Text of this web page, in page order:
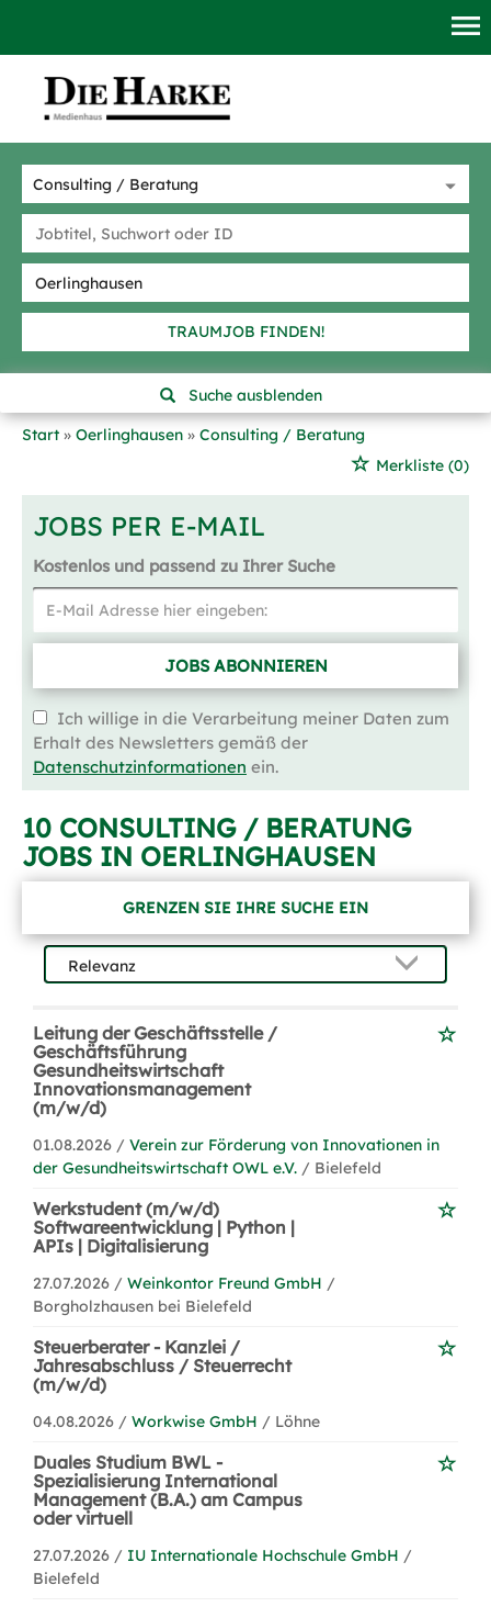
TRAUMJOB FINDEN!
Suche ausblenden
Start
Oerlinghausen
Consulting / Beratung
Merkliste (0)
JOBS PER E-MAIL
Kostenlos und passend zu Ihrer Suche
JOBS ABONNIEREN
Ich willige in die Verarbeitung meiner Daten zum
Erhalt des Newsletters gemäß der
Datenschutzinformationen ein.
10 CONSULTING / BERATUNG
JOBS IN OERLINGHAUSEN
GRENZEN SIE IHRE SUCHE EIN
Leitung der Geschäftsstelle /
Geschäftsführung
Gesundheitswirtschaft
Innovationsmanagement
(m/w/d)
01.08.2026 / Verein zur Förderung von Innovationen in
der Gesundheitswirtschaft OWL e.V. / Bielefeld
Werkstudent (m/w/d)
Softwareentwicklung | Python |
APIs | Digitalisierung
27.07.2026 / Weinkontor Freund GmbH /
Borgholzhausen bei Bielefeld
Steuerberater - Kanzlei /
Jahresabschluss / Steuerrecht
(m/w/d)
04.08.2026 / Workwise GmbH / Löhne
Duales Studium BWL -
Spezialisierung International
Management (B.A.) am Campus
oder virtuell
27.07.2026 / IU Internationale Hochschule GmbH /
Bielefeld